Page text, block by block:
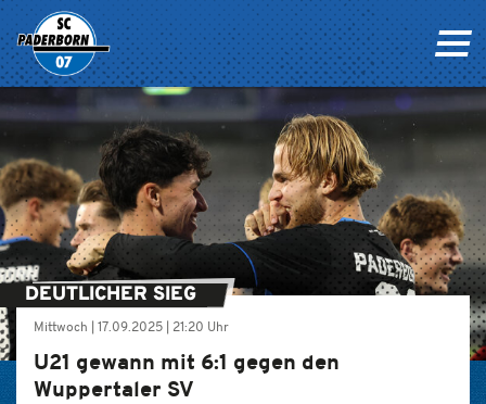
DEUTLICHER SIEG
Mittwoch | 17.09.2025 | 21:20 Uhr
U21 gewann mit 6:1 gegen den
Wuppertaler SV